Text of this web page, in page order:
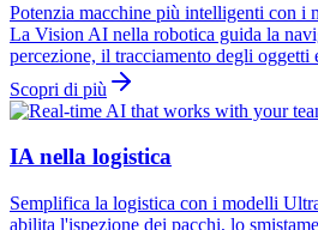
Potenzia macchine più intelligenti con
La Vision AI nella robotica guida la
percezione, il tracciamento degli
Scopri di più
IA nella logistica
Semplifica la logistica con i modelli
abilita l'ispezione dei pacchi, lo